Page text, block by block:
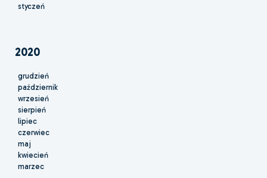
styczeń
2020
grudzień
październik
wrzesień
sierpień
lipiec
czerwiec
maj
kwiecień
marzec